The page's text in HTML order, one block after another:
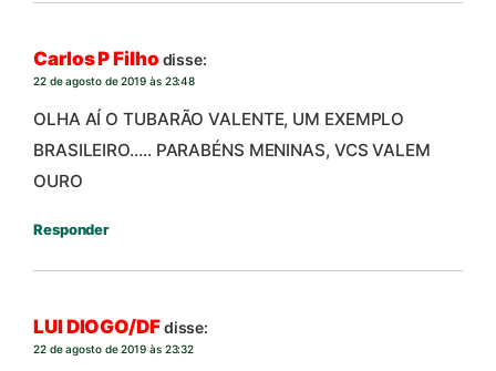
Carlos P Filho disse:
22 de agosto de 2019 às 23:48
OLHA AÍ O TUBARÃO VALENTE, UM EXEMPLO
BRASILEIRO….. PARABÉNS MENINAS, VCS VALEM
OURO
Responder
LUI DIOGO/DFdisse:
22 de agosto de 2019 às 23:32